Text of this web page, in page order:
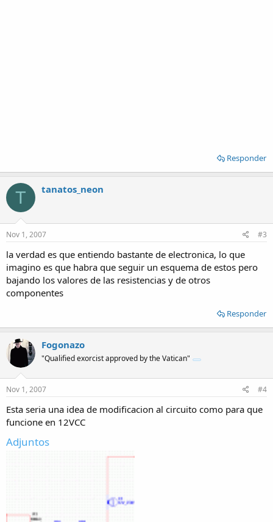
Responder
T tanatos_neon
Nov 1, 2007 #3
la verdad es que entiendo bastante de electronica, lo que
imagino es que habra que seguir un esquema de estos pero
bajando los valores de las resistencias y de otros
componentes
Responder
Fogonazo
"Qualified exorcist approved by the Vatican"
Nov 1, 2007 #4
Esta seria una idea de modificacion al circuito como para que
funcione en 12VCC
Adjuntos